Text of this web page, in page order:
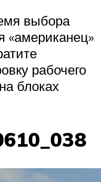
выбора
«американец»
рабочего
блоках